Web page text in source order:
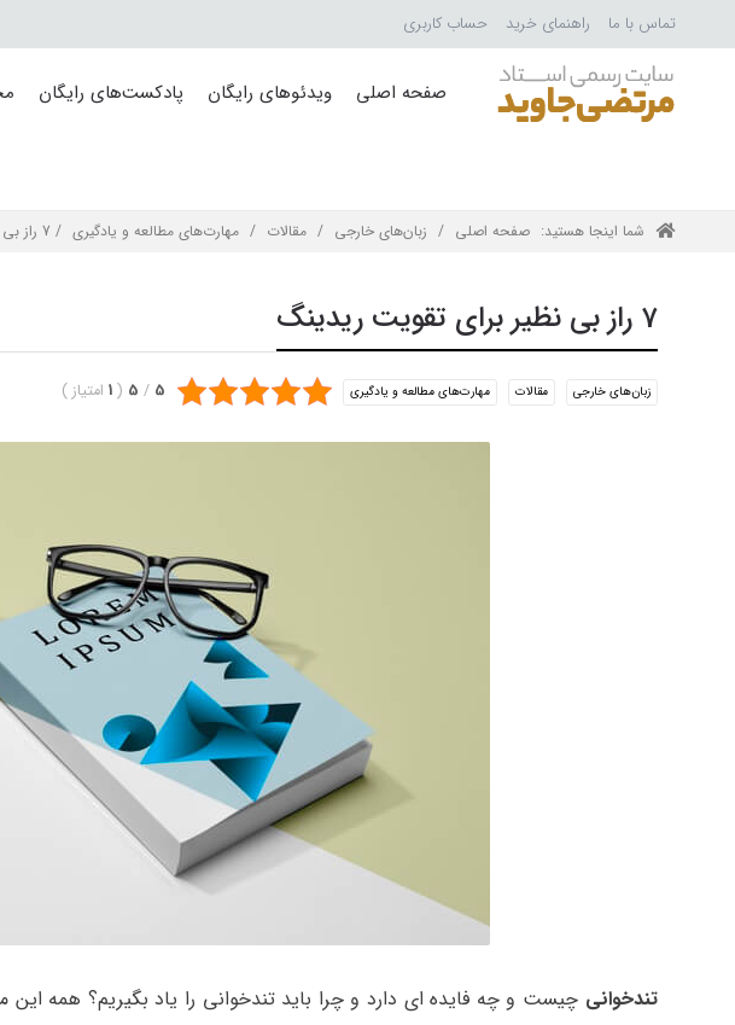
تماس با ما راهنمای خرید حساب کاربری
صفحه اصلی ویدئوهای رایگان پادکست‌های رایگان
شما اینجا هستید: صفحه اصلی / زبان‌های خارجی / مقالات / مهارت‌های مطالعه و یادگیری / 7 راز بی نظیر برای تقویت ریدینگ
7 راز بی نظیر برای تقویت ریدینگ
زبان‌های خارجی مقالات مهارت‌های مطالعه و یادگیری 5
/
5
(
1 امتیاز)
تندخوانی چیست و چه فایده ای دارد و چرا باید تندخوانی را یاد بگیریم؟ همه این